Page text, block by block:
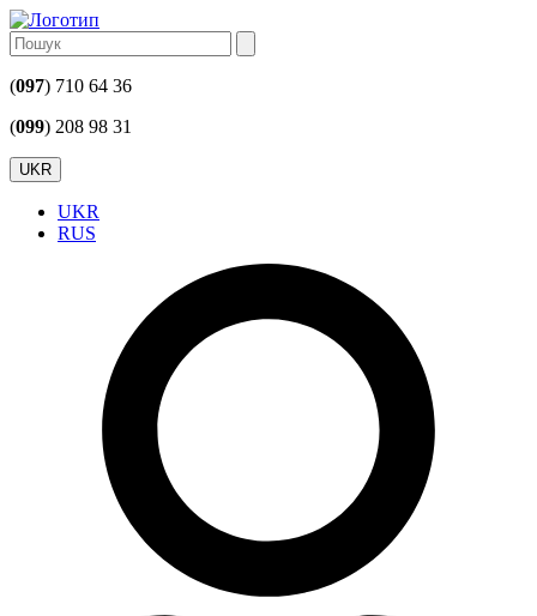
(097) 710 64 36
(099) 208 98 31
UKR
UKR
RUS